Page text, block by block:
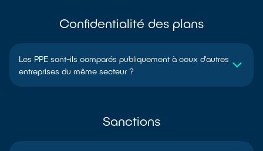
Confidentialité des plans
Les PPE sont-ils comparés publiquement à ceux d’autres
entreprises du même secteur ?
Sanctions